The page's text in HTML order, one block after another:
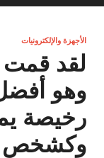
الأجهزة والإلكترونيات
وهو
رخيصة
وكشخص